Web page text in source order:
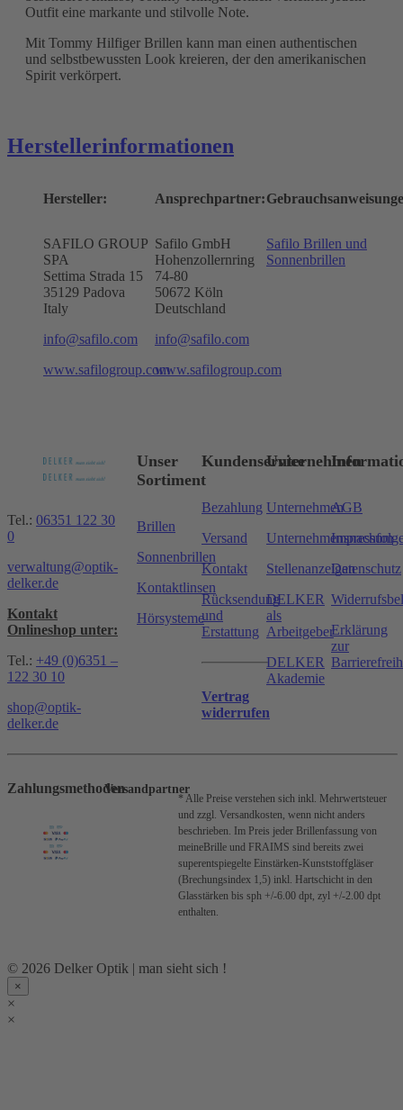
Outfit eine markante und stilvolle Note.
Mit Tommy Hilfiger Brillen kann man einen authentischen
und selbstbewussten Look kreieren, der den amerikanischen
Spirit verkörpert.
Herstellerinformationen
Hersteller:
SAFILO GROUP
SPA
Settima Strada 15
35129 Padova
Italy
info@safilo.com
www.safilogroup.com
Ansprechpartner:
Safilo GmbH
Hohenzollernring
74-80
50672 Köln
Deutschland
info@safilo.com
www.safilogroup.com
Safilo Brillen und
Sonnenbrillen
Tel.: 06351 122 30
0
verwaltung@optik-
delker.de
Kontakt
Onlineshop unter:
Tel.: +49 (0)6351 –
122 30 10
shop@optik-
delker.de
Unser
Sortiment
Brillen
Sonnenbrillen
Kontaktlinsen
Hörsysteme
Kundenservice
Bezahlung
Versand
Kontakt
Rücksendung
und
Erstattung
Vertrag
widerrufen
Unternehmen
Unternehmen
Stellenanzeigen
DELKER
als
Arbeitgeber
DELKER
Akademie
AGB
Impressum
Datenschutz
Erklärung
zur
ZahlungsmethodenVersandpartner
* Alle Preise verstehen sich inkl. Mehrwertsteuer
und zzgl. Versandkosten, wenn nicht anders
beschrieben. Im Preis jeder Brillenfassung von
meineBrille und FRAIMS sind bereits zwei
superentspiegelte Einstärken-Kunststoffgläser
(Brechungsindex 1,5) inkl. Hartschicht in den
Glasstärken bis sph +/-6.00 dpt, zyl +/-2.00 dpt
enthalten.
© 2026 Delker Optik | man sieht sich !
×
×
×